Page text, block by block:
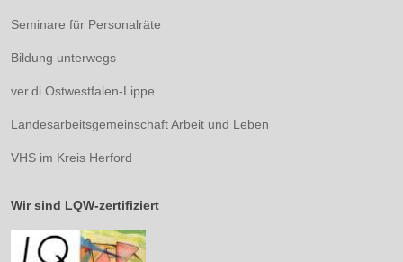
Seminare für Personalräte
Bildung unterwegs
ver.di Ostwestfalen-Lippe
Landesarbeitsgemeinschaft Arbeit und Leben
VHS im Kreis Herford
Wir sind LQW-zertifiziert